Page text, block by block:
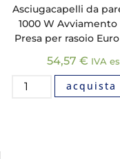
Asciugacapelli da
1000 W
Presa per rasoio
54,57 € IVA
acquista